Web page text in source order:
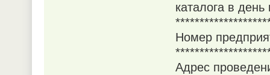
каталога в
Номер
Адрес